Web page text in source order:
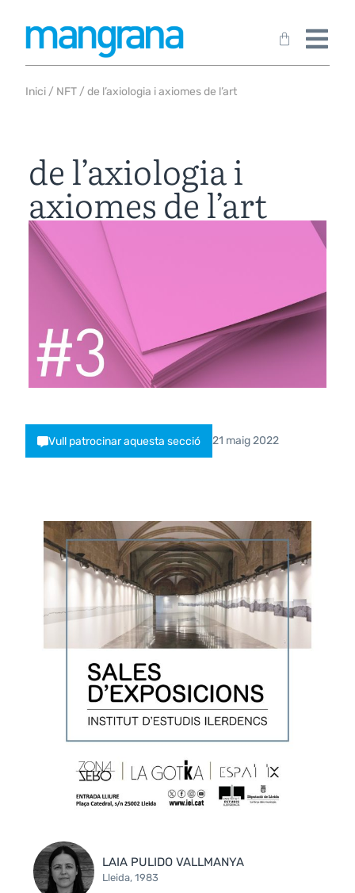
Inici / NFT / de l’axiologia i axiomes de l’art
de l’axiologia i
axiomes de l’art
Vull patrocinar aquesta secció 21 maig 2022
LAIA PULIDO VALLMANYA
Lleida, 1983